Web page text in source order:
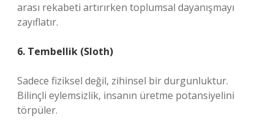
arası rekabeti artırırken toplumsal dayanışmayı
zayıflatır.
6. Tembellik (Sloth)
Sadece fiziksel değil, zihinsel bir durgunluktur.
Bilinçli eylemsizlik, insanın üretme potansiyelini
törpüler.